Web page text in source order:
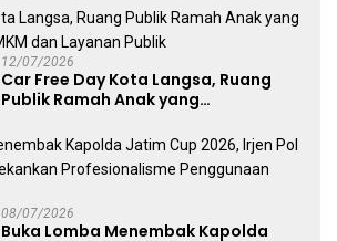
UMKM
12/07/2026
Car Free Day Kota Langsa, Ruang
Publik Ramah Anak yang
Publik
08/07/2026
Buka Lomba Menembak Kapolda